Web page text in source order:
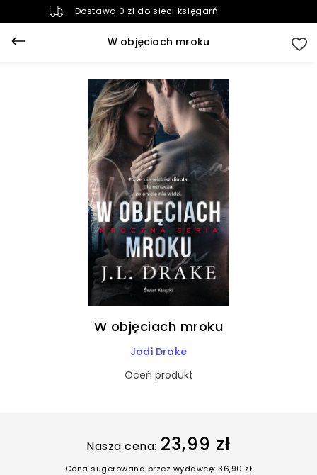
Dostawa 0 zł do sieci księgarń
W objęciach mroku
W objęciach mroku
Jodi Drake
Oceń produkt
Nasza cena: 23,99 zł
Cena sugerowana przez wydawcę: 36,90 zł